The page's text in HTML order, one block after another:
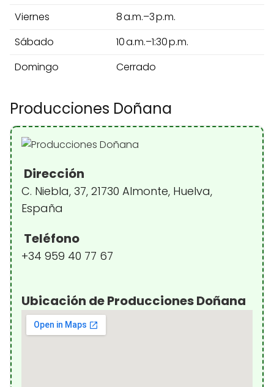
Viernes
8 a.m.–3 p.m.
Sábado
10 a.m.–1:30 p.m.
Domingo
Cerrado
Producciones Doñana
Dirección
C. Niebla, 37, 21730 Almonte, Huelva,
España
Teléfono
+34 959 40 77 67
Ubicación de Producciones Doñana